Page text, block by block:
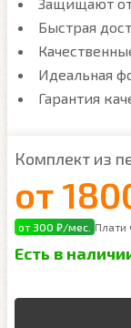
Быстрая
Идеальная
Гарантия
Комплект из
от
от 300 ₽/мес. Плати
Есть в